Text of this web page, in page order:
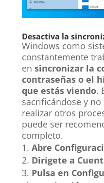
Desactiva la
Windows como
constantemente
en sincronizar la
contraseñas o el
que estás viendo.
sacrificándose y
realizar otros
puede ser
completo.
Abre
Dirígete a
Pulsa en